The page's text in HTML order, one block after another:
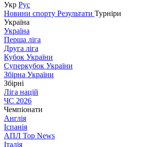
Укр Рус
Новини спорту Результати Турніри
Україна
Україна
Перша ліга
Друга ліга
Кубок України
Суперкубок України
Збірна України
Збірні
Ліга націй
ЧС 2026
Чемпіонати
Англія
Іспанія
АПЛ Top News
Італія